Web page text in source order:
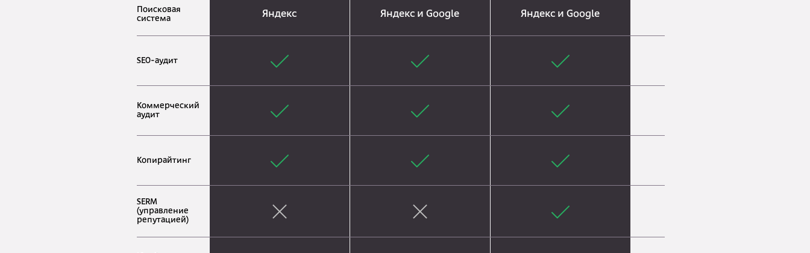
Поисковая
система
Яндекс Яндекс и Google Яндекс и Google
SEO-аудит
Коммерческий
аудит
Копирайтинг
SERM
(управление
репутацией)